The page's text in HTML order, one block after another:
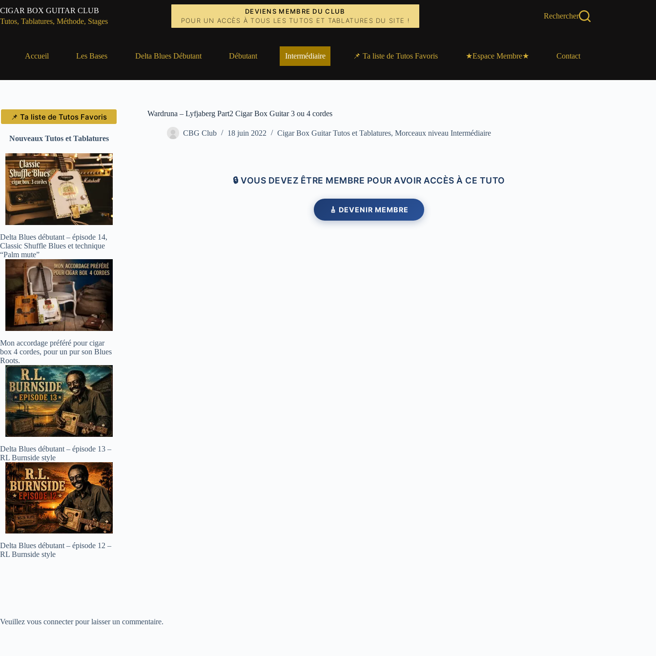
au
contenu
CIGAR BOX GUITAR CLUB
Tutos, Tablatures, Méthode, Stages
DEVIENS MEMBRE DU CLUB
POUR UN ACCÈS À TOUS LES TUTOS ET TABLATURES DU SITE !
Rechercher
Accueil Les Bases Delta Blues Débutant Débutant Intermédiaire 📌 Ta liste de Tutos Favoris ★Espace Membre★ Contact
Wardruna – Lyfjaberg Part2 Cigar Box Guitar 3 ou 4 cordes
CBG Club 18 juin 2022 Cigar Box Guitar Tutos et Tablatures,Morceaux niveau Intermédiaire
🔒 VOUS DEVEZ ÊTRE MEMBRE POUR AVOIR ACCÈS À CE TUTO
🎸 DEVENIR MEMBRE
📌 Ta liste de Tutos Favoris
Nouveaux Tutos et Tablatures
Delta Blues débutant – épisode 14,
Classic Shuffle Blues et technique
“Palm mute”
Mon accordage préféré pour cigar
box 4 cordes, pour un pur son Blues
Roots.
Delta Blues débutant – épisode 13 –
RL Burnside style
Delta Blues débutant – épisode 12 –
RL Burnside style
Veuillez vous connecter pour laisser un commentaire.